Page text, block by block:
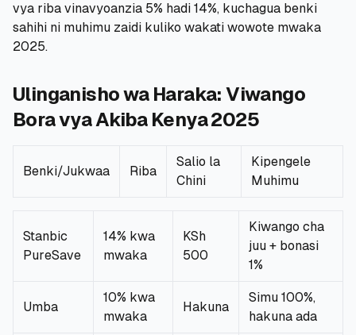
🏢Mikopo ya Biashara
ZANA NA RASILIMALI
🔐Hazina ya Mikopo
🏦Benki
Vikokotoo
vya riba vinavyoanzia 5% hadi 14%, kuchagua benki
sahihi ni muhimu zaidi kuliko wakati wowote mwaka
2025.
Ulinganisho wa Haraka: Viwango
Bora vya Akiba Kenya 2025
Benki/Jukwaa Riba
Salio la
Chini
Kipengele
Muhimu
Stanbic
PureSave
14% kwa
mwaka
KSh
500
Kiwango cha
juu + bonasi
1%
Umba
10% kwa
mwaka
Hakuna
Simu 100%,
hakuna ada